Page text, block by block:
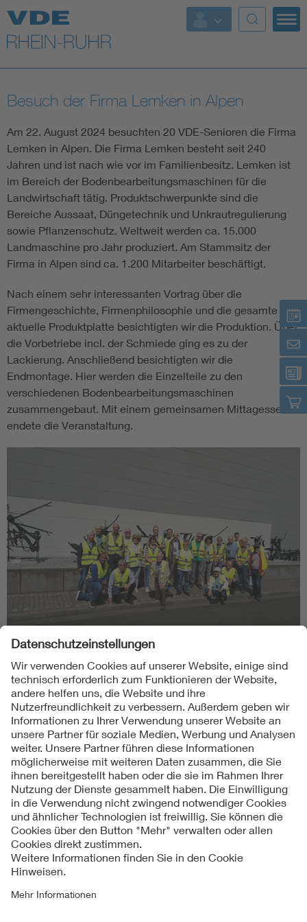
Top Themen
Fokusthemen
Energy
AI & Digital Trust
Health
Mobility
Standards
Weitere Themen
Assisted Living
Electromobility
Energy efficiency
Energy storage
Besuch der Firma Lemken in Alpen
Am 22. August 2024 besuchten 20 VDE-Senioren die Firma
Lemken in Alpen. Die Firma Lemken besteht seit 240
Jahren und ist nach wie vor im Familienbesitz. Lemken ist
im Bereich der Bodenbearbeitungsmaschinen für die
Landwirtschaft tätig. Produktschwerpunkte sind die
Bereiche Aussaat, Düngetechnik und Unkrautregulierung
sowie Pflanzenschutz. Weltweit werden ca. 15.000
Landmaschine pro Jahr produziert. Am Stammsitz der
Firma in Alpen sind ca. 1.200 Mitarbeiter beschäftigt.
Nach einem sehr interessanten Vortrag über die
Firmengeschichte, Firmenphilosophie und die gesamte
aktuelle Produktplatte besichtigten wir die Produktion. Über
die Vorbetriebe incl. der Schmiede ging es zu der
Lackierung. Anschließend besichtigten wir die
Endmontage. Hier werden die Einzelteile zu den
verschiedenen Bodenbearbeitungsmaschinen
zusammengebaut. Mit einem gemeinsamen Mittagessen
endete die Veranstaltung.
Rolf van Zadelhoff
Folgen Sie uns